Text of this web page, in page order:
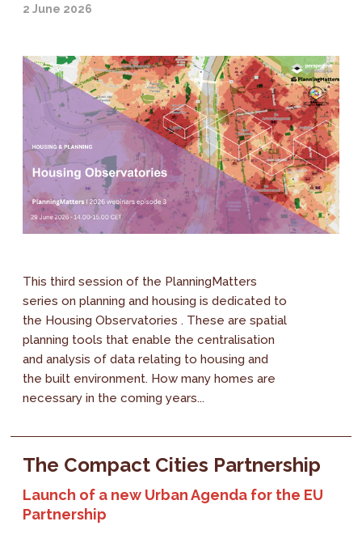
2 June 2026
This third session of the PlanningMatters
series on planning and housing is dedicated to
the Housing Observatories . These are spatial
planning tools that enable the centralisation
and analysis of data relating to housing and
the built environment. How many homes are
necessary in the coming years...
The Compact Cities Partnership
Launch of a new Urban Agenda for the EU
Partnership